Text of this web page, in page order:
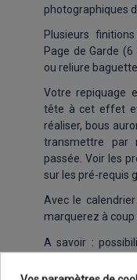
photographiques
Plusieurs
Page de Garde
ou reliure baguette.
Votre repiquage
tête à cet effet
réaliser, bous
transmettre par
passée. Voir les
sur les pré-requis
Avec le
marquerez à coup
A savoir :